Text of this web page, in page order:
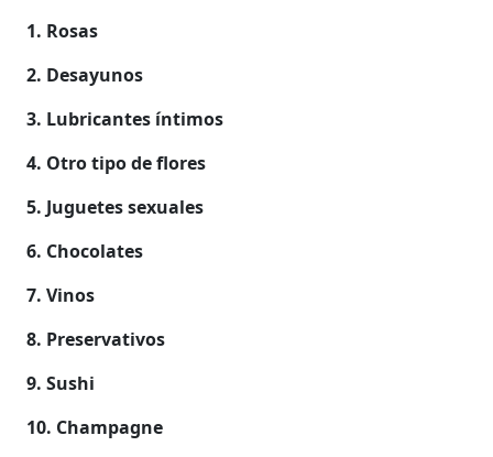
1. Rosas
2. Desayunos
3. Lubricantes íntimos
4. Otro tipo de flores
5. Juguetes sexuales
6. Chocolates
7. Vinos
8. Preservativos
9. Sushi
10. Champagne